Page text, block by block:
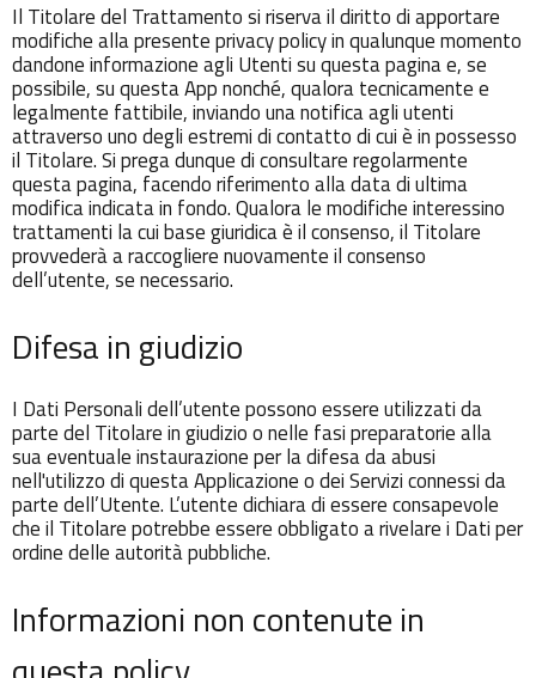
Il Titolare del Trattamento si riserva il diritto di apportare
modifiche alla presente privacy policy in qualunque momento
dandone informazione agli Utenti su questa pagina e, se
possibile, su questa App nonché, qualora tecnicamente e
legalmente fattibile, inviando una notifica agli utenti
attraverso uno degli estremi di contatto di cui è in possesso
il Titolare. Si prega dunque di consultare regolarmente
questa pagina, facendo riferimento alla data di ultima
modifica indicata in fondo. Qualora le modifiche interessino
trattamenti la cui base giuridica è il consenso, il Titolare
provvederà a raccogliere nuovamente il consenso
dell’utente, se necessario.
Difesa in giudizio
I Dati Personali dell’utente possono essere utilizzati da
parte del Titolare in giudizio o nelle fasi preparatorie alla
sua eventuale instaurazione per la difesa da abusi
nell'utilizzo di questa Applicazione o dei Servizi connessi da
parte dell’Utente. L’utente dichiara di essere consapevole
che il Titolare potrebbe essere obbligato a rivelare i Dati per
ordine delle autorità pubbliche.
Informazioni non contenute in